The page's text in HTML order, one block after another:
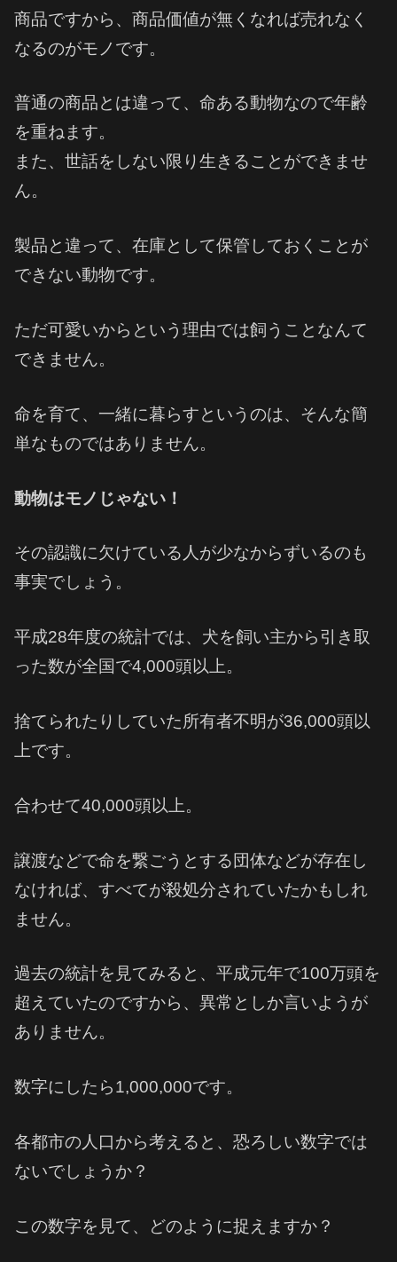
商品ですから、商品価値が無くなれば売れなく
なるのがモノです。
普通の商品とは違って、命ある動物なので年齢
を重ねます。
また、世話をしない限り生きることができませ
ん。
製品と違って、在庫として保管しておくことが
できない動物です。
ただ可愛いからという理由では飼うことなんて
できません。
命を育て、一緒に暮らすというのは、そんな簡
単なものではありません。
動物はモノじゃない！
その認識に欠けている人が少なからずいるのも
事実でしょう。
平成28年度の統計では、犬を飼い主から引き取
った数が全国で4,000頭以上。
捨てられたりしていた所有者不明が36,000頭以
上です。
合わせて40,000頭以上。
譲渡などで命を繋ごうとする団体などが存在し
なければ、すべてが殺処分されていたかもしれ
ません。
過去の統計を見てみると、平成元年で100万頭を
超えていたのですから、異常としか言いようが
ありません。
数字にしたら1,000,000です。
各都市の人口から考えると、恐ろしい数字では
ないでしょうか？
この数字を見て、どのように捉えますか？